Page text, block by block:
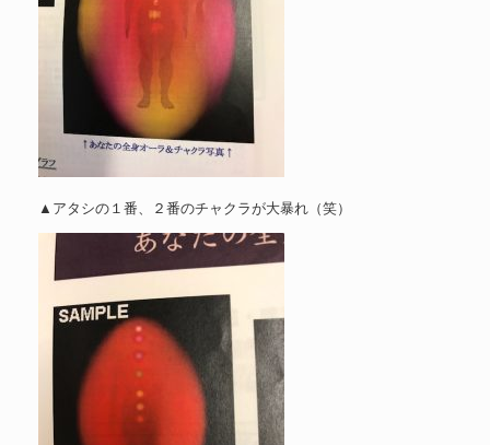
▲アタシの１番、２番のチャクラが大暴れ（笑）